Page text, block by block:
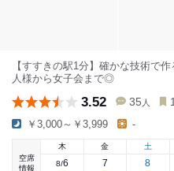
【すすきの駅1分】確かな技術で
人様から女子会まで◎
3.52 35 人
￥3,000～￥3,999 -
空席
情報
木
8/6
金
7
土
8